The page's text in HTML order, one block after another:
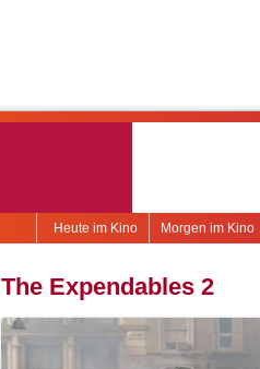
Morgen im Kino
Heute im Kino
The Expendables 2